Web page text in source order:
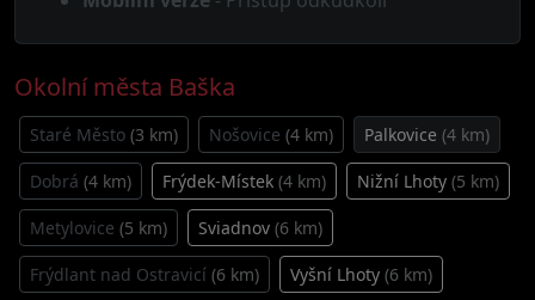
Okolní města Baška
Staré Město (3 km) Nošovice (4 km) Palkovice (4 km)
Dobrá (4 km) Frýdek-Místek (4 km) Nižní Lhoty (5 km)
Metylovice (5 km) Sviadnov (6 km)
Frýdlant nad Ostravicí (6 km) Vyšní Lhoty (6 km)